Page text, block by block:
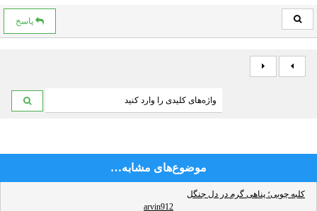
پاسخ
موضوع‌های مشابه…
کلبه چوبی؛ پناهی گرم در دل جنگل
arvin912